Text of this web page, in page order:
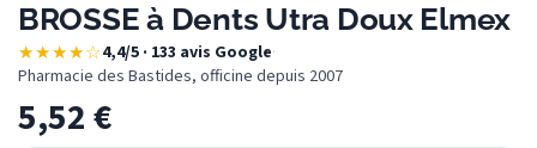
BROSSE à Dents Utra Doux Elmex
★★★★☆4,4/5 · 133 avis Google·
Pharmacie des Bastides, officine depuis 2007
5,52€